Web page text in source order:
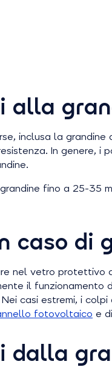
alla
inclusa la grandine
In genere, i
fino a 25-35
caso di
nel vetro protettivo
il funzionamento
casi estremi, i
fotovoltaico e
dalla